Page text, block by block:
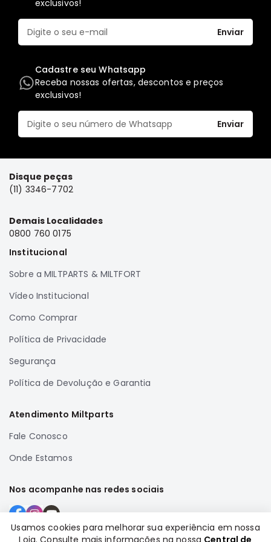
Acessórios
Motor
Suspensão
Correias
Filtros
Câmbio
Lancer
Elétrica
Airtrek
Suspensão
Transmissão
Acessórios
exclusivos!
Enviar
Cadastre seu Whatsapp
Receba nossas ofertas, descontos e preços
exclusivos!
Enviar
Disque peças
(11) 3346-7702
Demais Localidades
0800 760 0175
Institucional
Sobre a MILTPARTS & MILTFORT
Vídeo Institucional
Como Comprar
Política de Privacidade
Segurança
Política de Devolução e Garantia
Atendimento Miltparts
Fale Conosco
Onde Estamos
Nos acompanhe nas redes sociais
Usamos cookies para melhorar sua experiência em nossa
Loja. Consulte mais informações na nossa Central de